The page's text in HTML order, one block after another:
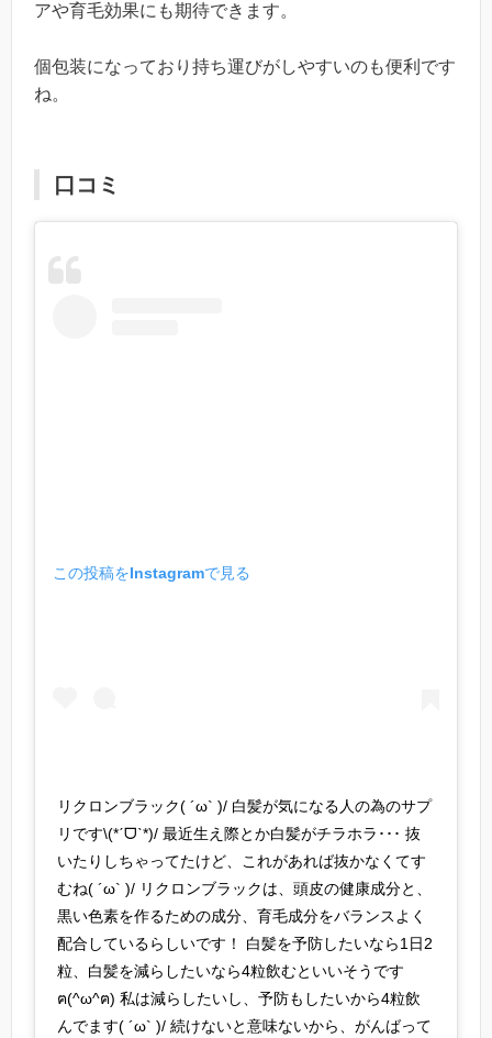
アや育毛効果にも期待できます。
個包装になっており持ち運びがしやすいのも便利です
ね。
口コミ
この投稿をInstagramで見る
リクロンブラック( ´ω` )/ 白髪が気になる人の為のサプ
リです\(*ˊᗜˋ*)/ 最近生え際とか白髪がチラホラ･･･ 抜
いたりしちゃってたけど、これがあれば抜かなくてす
むね( ´ω` )/ リクロンブラックは、頭皮の健康成分と、
黒い色素を作るための成分、育毛成分をバランスよく
配合しているらしいです！ 白髪を予防したいなら1日2
粒、白髪を減らしたいなら4粒飲むといいそうです
ฅ(^ω^ฅ) 私は減らしたいし、予防もしたいから4粒飲
んでます( ´ω` )/ 続けないと意味ないから、がんばって